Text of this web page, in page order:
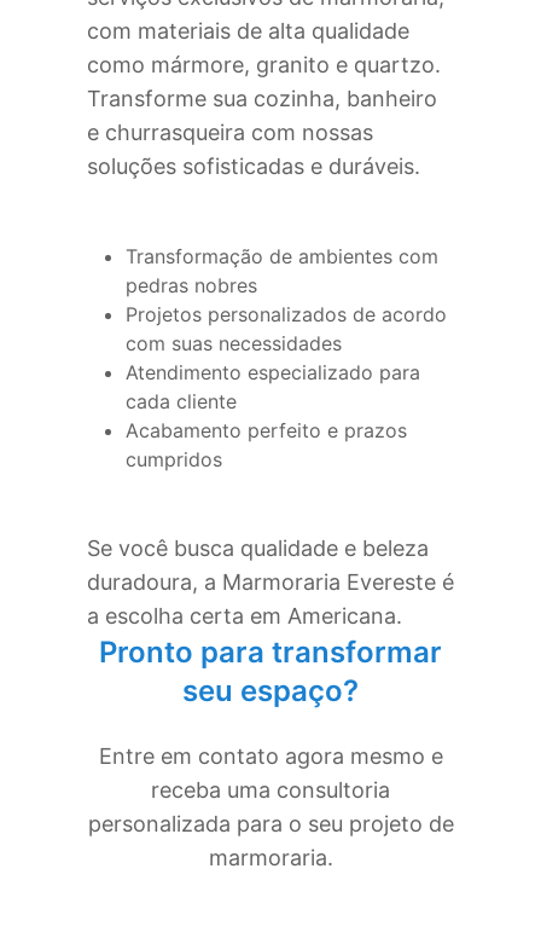
com materiais de alta qualidade
como mármore, granito e quartzo.
Transforme sua cozinha, banheiro
e churrasqueira com nossas
soluções sofisticadas e duráveis.
Transformação de ambientes com
pedras nobres
Projetos personalizados de acordo
com suas necessidades
Atendimento especializado para
cada cliente
Acabamento perfeito e prazos
cumpridos
Se você busca qualidade e beleza
duradoura, a Marmoraria Evereste é
a escolha certa em Americana.
Pronto para transformar
seu espaço?
Entre em contato agora mesmo e
receba uma consultoria
personalizada para o seu projeto de
marmoraria.